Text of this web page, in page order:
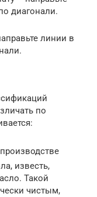
диагонали.
линии в
по
известь,
Такой
чистым,